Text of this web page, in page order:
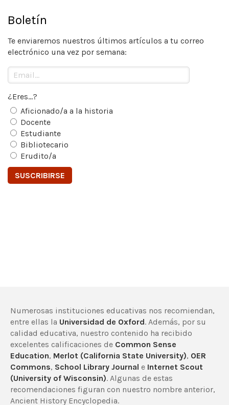
Boletín
Te enviaremos nuestros últimos artículos a tu correo
electrónico una vez por semana:
¿Eres...?
Aficionado/a a la historia
Docente
Estudiante
Bibliotecario
Erudito/a
Numerosas instituciones educativas nos recomiendan,
entre ellas la Universidad de Oxford. Además, por su
calidad educativa, nuestro contenido ha recibido
excelentes calificaciones de Common Sense
Education, Merlot (California State University), OER
Commons, School Library Journal e Internet Scout
(University of Wisconsin). Algunas de estas
recomendaciones figuran con nuestro nombre anterior,
Ancient History Encyclopedia.